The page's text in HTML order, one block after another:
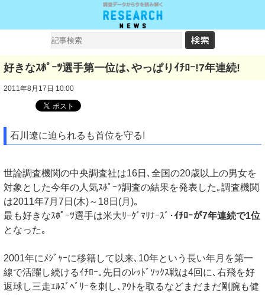
好きなｽﾎﾟｰﾂ選手第一位は､やっぱりｲﾁﾛｰ!7年連続!
2011年8月17日 10:00
石川遼に迫られるも首位を守る!
世論調査機関の中央調査社は16日､全国の20歳以上の男女を
対象とした今年の人気ｽﾎﾟｰﾂ調査の結果を発表した｡調査機関
は2011年7月7日(木)～18日(月)｡
最も好きなｽﾎﾟｰﾂ選手は米大ﾘｰｸﾞﾏﾘﾅｰｽﾞ･ ｲﾁﾛｰが7年連続で1位
となった｡
2001年にﾒｼﾞｬｰに移籍して以来､10年という長い年月を第一
線で活躍し続けるｲﾁﾛｰ｡先日のﾚｯﾄﾞｿｯｸｽ戦は4回に､右飛を好
返球し三走ｴﾙｽﾞﾍﾞﾘｰを刺し､ｱｳﾄを取るなどまだまだ剛腕も健